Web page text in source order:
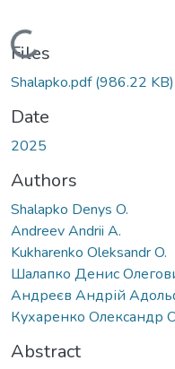
Loading...
Files
Shalapko.pdf(986.22 KB)
Date
2025
Authors
Shalapko Denys O.
Andreev Andrii A.
Kukharenko Oleksandr O.
Шалапко Денис
Андреєв Андрій
Кухаренко Олександр
Abstract